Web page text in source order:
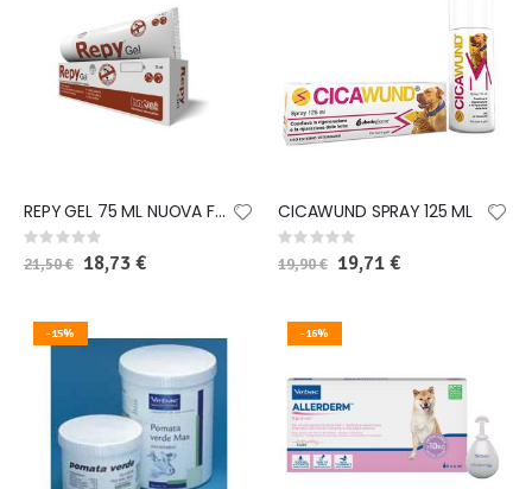
REPY GEL 75 ML NUOVA FORMULA
Rating:
0%
21,50 € Special
Price
18,73 €
CICAWUND SPRAY 125 ML
Rating:
0%
19,90 € Special
Price
19,71 €
-15% -16%